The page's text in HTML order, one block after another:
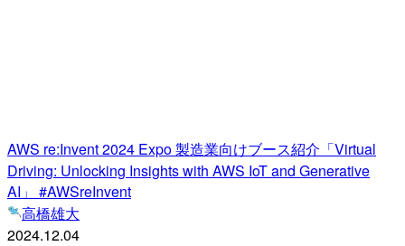
AWS re:Invent 2024 Expo 製造業向けブース紹介「Virtual
Driving: Unlocking Insights with AWS IoT and Generative
AI」 #AWSreInvent
高橋雄大
2024.12.04